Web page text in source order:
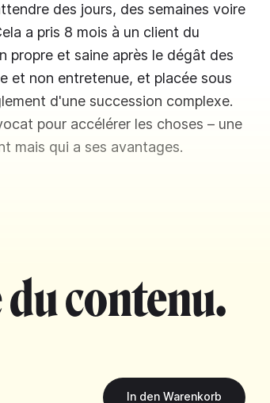
des jours, des semaines voire
a pris 8 mois à un client du
propre et saine après le dégât des
et non entretenue, et placée sous
d'une succession complexe.
pour accélérer les choses – une
mais qui a ses avantages.
du contenu.